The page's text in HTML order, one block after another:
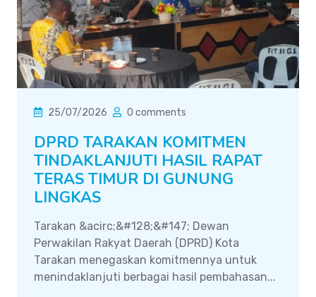
25/07/2026 0 comments
DPRD TARAKAN KOMITMEN
TINDAKLANJUTI HASIL RAPAT
TERAS TIMUR DI GUNUNG
LINGKAS
Tarakan &acirc;&#128;&#147; Dewan
Perwakilan Rakyat Daerah (DPRD) Kota
Tarakan menegaskan komitmennya untuk
menindaklanjuti berbagai hasil pembahasan...